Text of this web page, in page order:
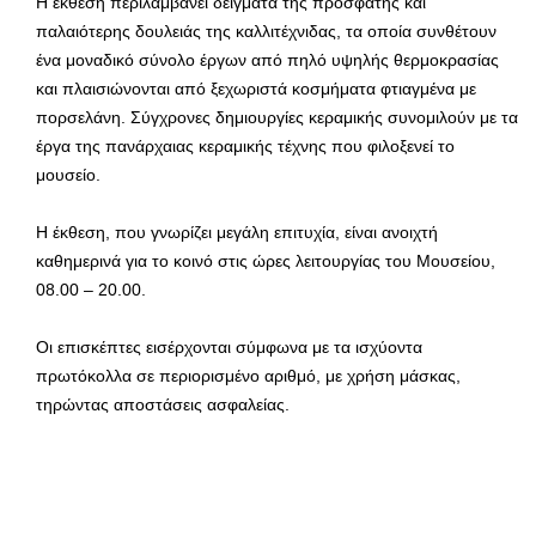
παλαιότερης δουλειάς της καλλιτέχνιδας, τα οποία συνθέτουν
ένα μοναδικό σύνολο έργων από πηλό υψηλής θερμοκρασίας
και πλαισιώνονται από ξεχωριστά κοσμήματα φτιαγμένα με
πορσελάνη. Σύγχρονες δημιουργίες κεραμικής συνομιλούν με τα
έργα της πανάρχαιας κεραμικής τέχνης που φιλοξενεί το
μουσείο.
Η έκθεση, που γνωρίζει μεγάλη επιτυχία, είναι ανοιχτή
καθημερινά για το κοινό στις ώρες λειτουργίας του Μουσείου,
08.00 – 20.00.
Οι επισκέπτες εισέρχονται σύμφωνα με τα ισχύοντα
πρωτόκολλα σε περιορισμένο αριθμό, με χρήση μάσκας,
τηρώντας αποστάσεις ασφαλείας.